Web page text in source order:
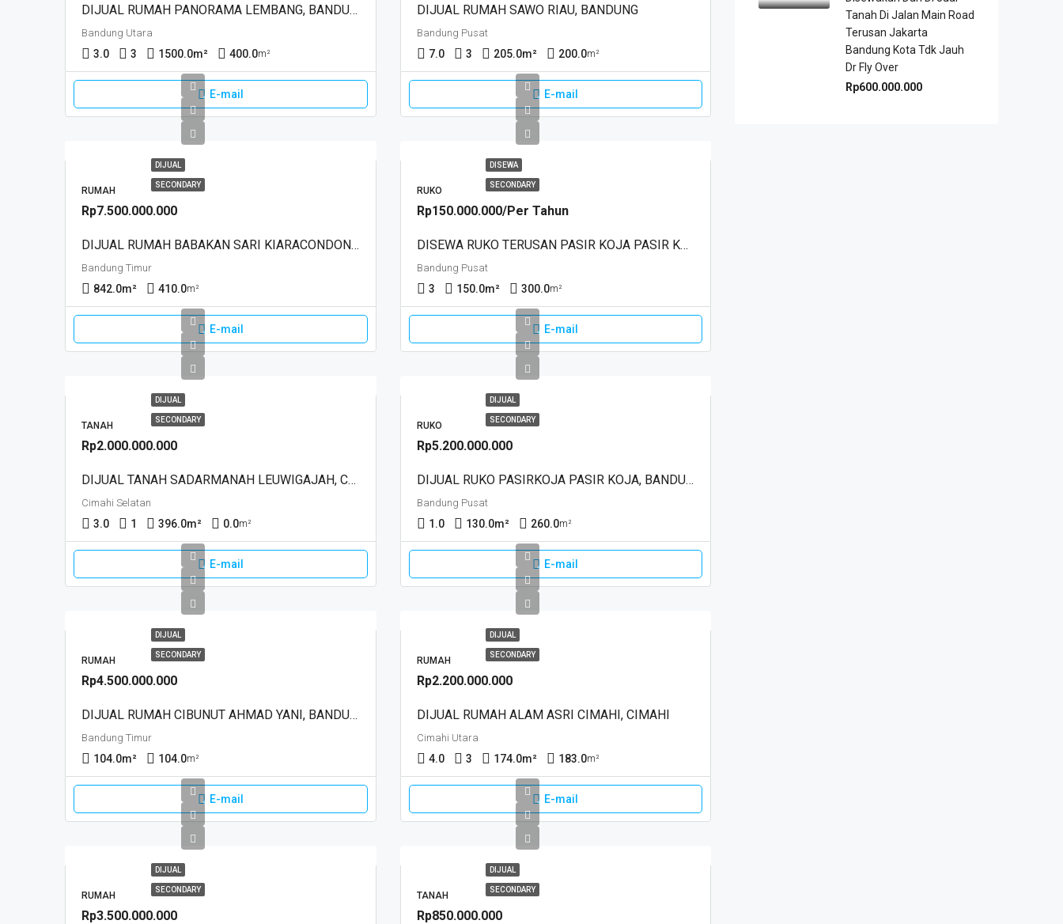
DIJUAL RUMAH PANORAMA LEMBANG, BANDUNG
Bandung Utara
3.0 3 1500.0m² 400.0m²
E-mail
DIJUAL RUMAH SAWO RIAU, BANDUNG
Bandung Pusat
7.0 3 205.0m² 200.0m²
E-mail
DIJUAL
SECONDARY
RUMAH
Rp7.500.000.000
DIJUAL RUMAH BABAKAN SARI KIARACONDONG, BANDUNG
Bandung Timur
842.0m² 410.0m²
E-mail
DISEWA
SECONDARY
RUKO
Rp150.000.000/Per Tahun
DISEWA RUKO TERUSAN PASIR KOJA PASIR KOJA, BANDUNG
Bandung Pusat
3 150.0m² 300.0m²
E-mail
DIJUAL
SECONDARY
TANAH
Rp2.000.000.000
DIJUAL TANAH SADARMANAH LEUWIGAJAH, CIMAHI
Cimahi Selatan
3.0 1 396.0m² 0.0m²
E-mail
DIJUAL
SECONDARY
RUKO
Rp5.200.000.000
DIJUAL RUKO PASIRKOJA PASIR KOJA, BANDUNG
Bandung Pusat
1.0 130.0m² 260.0m²
E-mail
DIJUAL
SECONDARY
RUMAH
Rp4.500.000.000
DIJUAL RUMAH CIBUNUT AHMAD YANI, BANDUNG
Bandung Timur
104.0m² 104.0m²
E-mail
DIJUAL
SECONDARY
RUMAH
Rp2.200.000.000
DIJUAL RUMAH ALAM ASRI CIMAHI, CIMAHI
Cimahi Utara
4.0 3 174.0m² 183.0m²
E-mail
DIJUAL
SECONDARY
RUMAH
Rp3.500.000.000
DIJUAL
SECONDARY
TANAH
Rp850.000.000
Tanah Di Jalan Main Road
Terusan Jakarta
Bandung Kota Tdk Jauh
Dr Fly Over
Rp600.000.000